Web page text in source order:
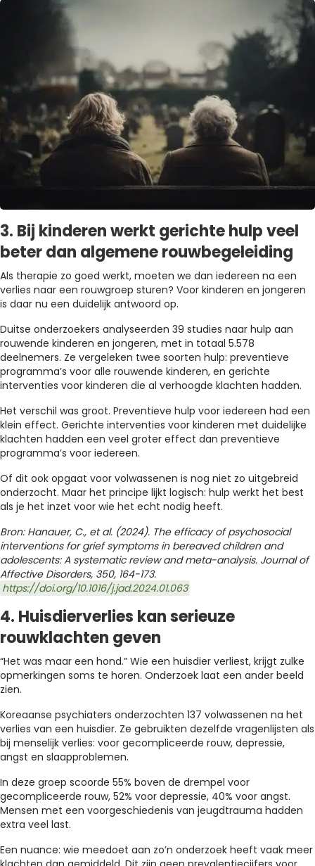
3. Bij kinderen werkt gerichte hulp veel
beter dan algemene rouwbegeleiding
Als therapie zo goed werkt, moeten we dan iedereen na een
verlies naar een rouwgroep sturen? Voor kinderen en jongeren
is daar nu een duidelijk antwoord op.
Duitse onderzoekers analyseerden 39 studies naar hulp aan
rouwende kinderen en jongeren, met in totaal 5.578
deelnemers. Ze vergeleken twee soorten hulp: preventieve
programma’s voor alle rouwende kinderen, en gerichte
interventies voor kinderen die al verhoogde klachten hadden.
Het verschil was groot. Preventieve hulp voor iedereen had een
klein effect. Gerichte interventies voor kinderen met duidelijke
klachten hadden een veel groter effect dan preventieve
programma’s voor iedereen.
Of dit ook opgaat voor volwassenen is nog niet zo uitgebreid
onderzocht. Maar het principe lijkt logisch: hulp werkt het best
als je het inzet voor wie het echt nodig heeft.
Bron: Hanauer, C., et al. (2024). The efficacy of psychosocial
interventions for grief symptoms in bereaved children and
adolescents: A systematic review and meta-analysis. Journal of
Affective Disorders, 350, 164-173.
https://doi.org/10.1016/j.jad.2024.01.063
4. Huisdierverlies kan serieuze
rouwklachten geven
“Het was maar een hond.” Wie een huisdier verliest, krijgt zulke
opmerkingen soms te horen. Onderzoek laat een ander beeld
zien.
Koreaanse psychiaters onderzochten 137 volwassenen na het
verlies van een huisdier. Ze gebruikten dezelfde vragenlijsten als
bij menselijk verlies: voor gecompliceerde rouw, depressie,
angst en slaapproblemen.
In deze groep scoorde 55% boven de drempel voor
gecompliceerde rouw, 52% voor depressie, 40% voor angst.
Mensen met een voorgeschiedenis van jeugdtrauma hadden
extra veel last.
Een nuance: wie meedoet aan zo’n onderzoek heeft vaak meer